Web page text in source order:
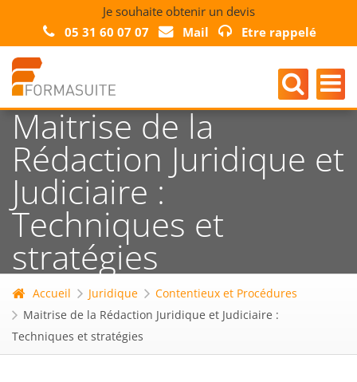
Je souhaite obtenir un devis
05 31 60 07 07
Mail Etre rappelé
Maitrise de la
Rédaction Juridique et
Judiciaire :
Techniques et
stratégies
Accueil Juridique
Contentieux et Procédures
Maitrise de la Rédaction Juridique et Judiciaire :
Techniques et stratégies